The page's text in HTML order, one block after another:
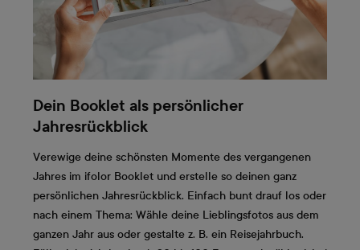
Dein Booklet als persönlicher
Jahresrückblick
Verewige deine schönsten Momente des vergangenen
Jahres im ifolor Booklet und erstelle so deinen ganz
persönlichen Jahresrückblick. Einfach bunt drauf los oder
nach einem Thema: Wähle deine Lieblingsfotos aus dem
ganzen Jahr aus oder gestalte z. B. ein Reisejahrbuch.